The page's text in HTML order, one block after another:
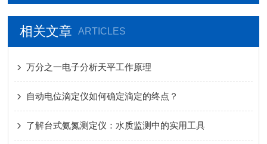
相关文章 ARTICLES
万分之一电子分析天平工作原理
自动电位滴定仪如何确定滴定的终点？
了解台式氨氮测定仪：水质监测中的实用工具